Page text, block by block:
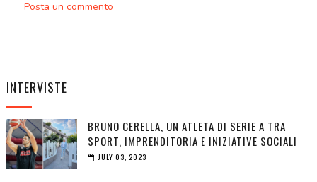
Posta un commento
INTERVISTE
BRUNO CERELLA, UN ATLETA DI SERIE A TRA
SPORT, IMPRENDITORIA E INIZIATIVE SOCIALI
JULY 03, 2023